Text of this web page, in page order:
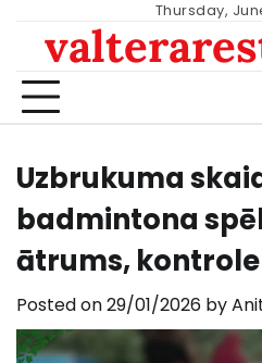
content
Thursday,
Uzbrukuma
badmintona
ātrums, kontrole
Posted on29/01/2026 by